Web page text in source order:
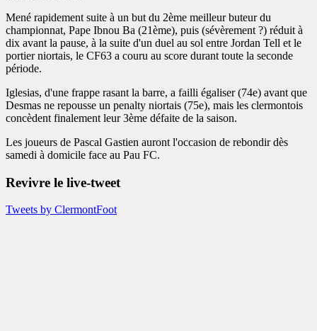
Mené rapidement suite à un but du 2ème meilleur buteur du
championnat, Pape Ibnou Ba (21ème), puis (sévèrement ?) réduit à
dix avant la pause, à la suite d'un duel au sol entre Jordan Tell et le
portier niortais, le CF63 a couru au score durant toute la seconde
période.
Iglesias, d'une frappe rasant la barre, a failli égaliser (74e) avant que
Desmas ne repousse un penalty niortais (75e), mais les clermontois
concèdent finalement leur 3ème défaite de la saison.
Les joueurs de Pascal Gastien auront l'occasion de rebondir dès
samedi à domicile face au Pau FC.
Revivre le live-tweet
Tweets by ClermontFoot